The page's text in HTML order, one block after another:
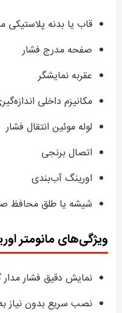
قاب یا بدنه پلاستیکی
صفحه مدرج فشار
عقربه نمایشگر
مکانیزم داخلی
لوله موئین انتقال فشار
اتصال برنجی
اورینگ آب‌بندی
شیشه یا طلق محافظ
ویژگی‌های مانومتر
نمایش دقیق فشار
نصب سریع بدون نیاز